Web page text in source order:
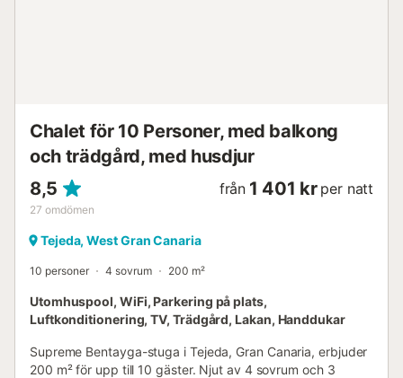
Chalet för 10 Personer, med balkong
och trädgård, med husdjur
8,5
27 omdömen
från 1 401 kr per natt
Tejeda, West Gran Canaria
10 personer 4 sovrum 200 m²
Utomhuspool, WiFi, Parkering på plats,
Luftkonditionering, TV, Trädgård, Lakan, Handdukar
Supreme Bentayga-stuga i Tejeda, Gran Canaria, erbjuder
200 m² för upp till 10 gäster. Njut av 4 sovrum och 3